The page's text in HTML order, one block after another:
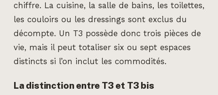
chiffre. La cuisine, la salle de bains, les toilettes,
les couloirs ou les dressings sont exclus du
décompte. Un T3 possède donc trois pièces de
vie, mais il peut totaliser six ou sept espaces
distincts si l’on inclut les commodités.
La distinction entre T3 et T3 bis